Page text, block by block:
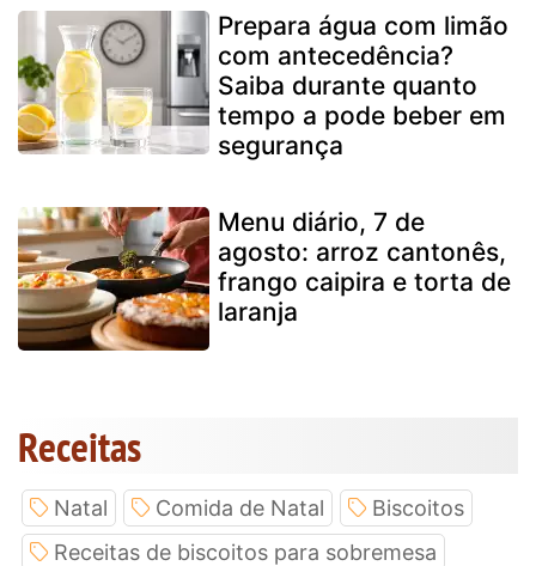
Prepara água com limão
com antecedência?
Saiba durante quanto
tempo a pode beber em
segurança
Menu diário, 7 de
agosto: arroz cantonês,
frango caipira e torta de
laranja
Receitas
Natal Comida de Natal
Biscoitos
Receitas de biscoitos para sobremesa